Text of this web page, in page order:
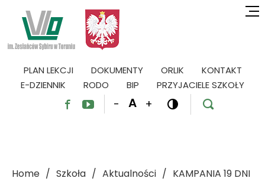
PLAN LEKCJI DOKUMENTY ORLIK
KONTAKT
E-DZIENNIK
RODO BIP PRZYJACIELE SZKOŁY
  - A +  
Home Szkoła Aktualności KAMPANIA 19 DNI